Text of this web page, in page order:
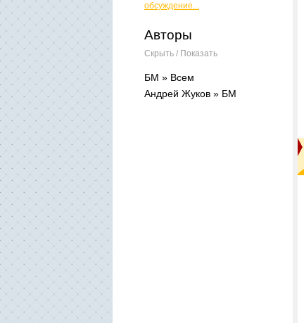
обсуждение...
Авторы
Скрыть / Показать
БМ » Всем
Андрей Жуков » БМ